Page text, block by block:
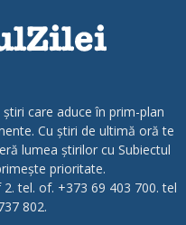
care aduce în prim-plan
Cu știri de ultimă oră te
lumea știrilor cu Subiectul
prioritate.
tel. of. +373 69 403 700. tel
802.